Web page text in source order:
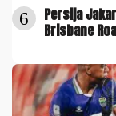
6
Persija
Brisbane